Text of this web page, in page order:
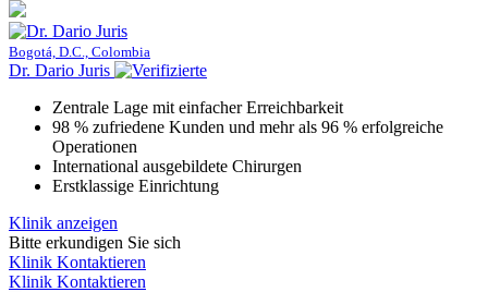
Bogotá, D.C., Colombia
Dr. Dario Juris
Zentrale Lage mit einfacher Erreichbarkeit
98 % zufriedene Kunden und mehr als 96 % erfolgreiche
Operationen
International ausgebildete Chirurgen
Erstklassige Einrichtung
Klinik anzeigen
Bitte erkundigen Sie sich
Klinik Kontaktieren
Klinik Kontaktieren